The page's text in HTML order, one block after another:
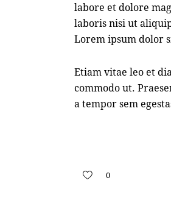
labore et dolore
laboris nisi ut
Lorem ipsum dolor
Etiam vitae leo et
commodo ut.
a tempor sem
0